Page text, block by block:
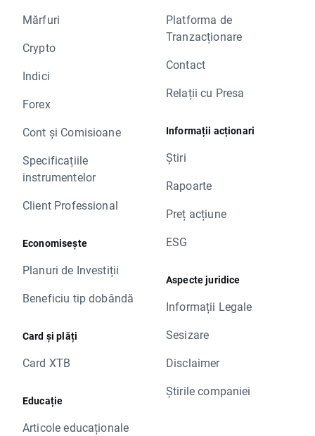
Mărfuri
Crypto
Indici
Forex
Cont și Comisioane
Specificațiile
instrumentelor
Client Professional
Economisește
Planuri de Investiții
Beneficiu tip dobândă
Card și plăți
Card XTB
Educație
Articole educaționale
Platforma de
Tranzacționare
Contact
Relații cu Presa
Informații acționari
Știri
Rapoarte
Preț acțiune
ESG
Aspecte juridice
Informații Legale
Sesizare
Disclaimer
Știrile companiei